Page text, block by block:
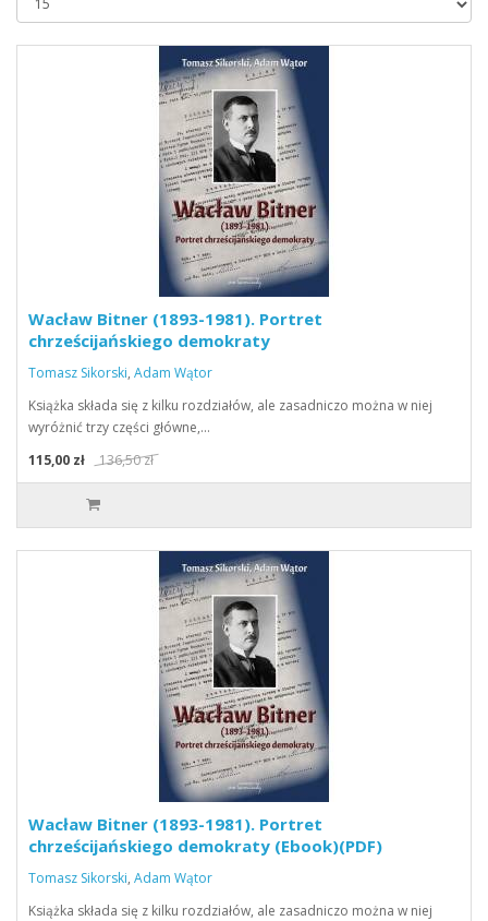
Wacław Bitner (1893-1981). Portret
chrześcijańskiego demokraty
Tomasz Sikorski, Adam Wątor
Książka składa się z kilku rozdziałów, ale zasadniczo można w niej
wyróżnić trzy części główne,…
115,00 zł
136,50 zł
Wacław Bitner (1893-1981). Portret
chrześcijańskiego demokraty (Ebook)(PDF)
Tomasz Sikorski, Adam Wątor
Książka składa się z kilku rozdziałów, ale zasadniczo można w niej